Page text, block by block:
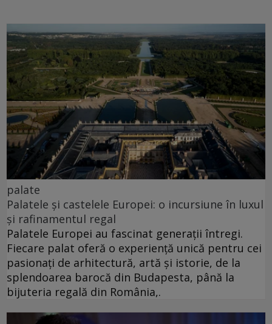
palate
Palatele și castelele Europei: o incursiune în luxul
și rafinamentul regal
Palatele Europei au fascinat generații întregi.
Fiecare palat oferă o experiență unică pentru cei
pasionați de arhitectură, artă și istorie, de la
splendoarea barocă din Budapesta, până la
bijuteria regală din România,.